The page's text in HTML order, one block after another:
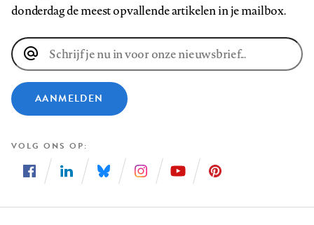
donderdag de meest opvallende artikelen in je mailbox.
E-
mailadres
AANMELDEN
VOLG ONS OP
ons
ons
ons
ons
ons
ons